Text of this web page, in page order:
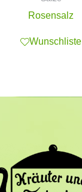
Rosensalz
Wunschliste